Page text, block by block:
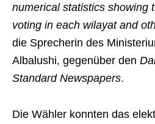
numerical statistics showing
voting in each wilayat and
die Sprecherin des
Albalushi, gegenüber den
Standard Newspapers.
Die Wähler konnten das